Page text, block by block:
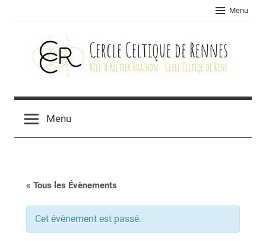
Menu
Cercle
celtique
Rennes
Menu
« Tous les Évènements
Cet évènement est passé.